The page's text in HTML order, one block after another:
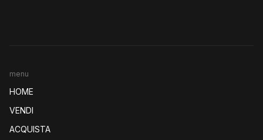
menu
HOME
VENDI
ACQUISTA